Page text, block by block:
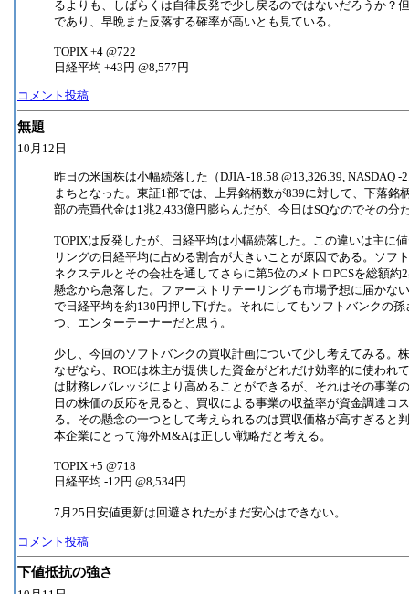
るよりも、しばらくは自律反発で少し戻るのではないだろうか？
であり、早晩また反落する確率が高いとも見ている。
TOPIX +4 @722
日経平均 +43円 @8,577円
コメント投稿
無題
10月12日
昨日の米国株は小幅続落した（DJIA -18.58 @13,326.39, NASDAQ
まちとなった。東証1部では、上昇銘柄数が839に対して、下落銘
部の売買代金は1兆2,433億円膨らんだが、今日はSQなのでその分
TOPIXは反発したが、日経平均は小幅続落した。この違いは主に
リングの日経平均に占める割合が大きいことが原因である。ソフ
ネクステルとその会社を通してさらに第5位のメトロPCSを総額
懸念から急落した。ファーストリテーリングも市場予想に届かな
で日経平均を約130円押し下げた。それにしてもソフトバンクの
つ、エンターテーナーだと思う。
少し、今回のソフトバンクの買収計画について少し考えてみる。
なぜなら、ROEは株主が提供した資金がどれだけ効率的に使われ
は財務レバレッジにより高めることができるが、それはその事業
日の株価の反応を見ると、買収による事業の収益率が資金調達コ
る。その懸念の一つとして考えられるのは買収価格が高すぎると
本企業にとって海外M&Aは正しい戦略だと考える。
TOPIX +5 @718
日経平均 -12円 @8,534円
7月25日安値更新は回避されたがまだ安心はできない。
コメント投稿
下値抵抗の強さ